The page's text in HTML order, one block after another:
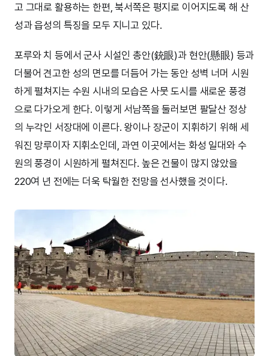
고 그대로 활용하는 한편, 북서쪽은 평지로 이어지도록 해 산
성과 읍성의 특징을 모두 지니고 있다.
포루와 치 등에서 군사 시설인 총안(銃眼)과 현안(懸眼) 등과
더불어 견고한 성의 면모를 더듬어 가는 동안 성벽 너머 시원
하게 펼쳐지는 수원 시내의 모습은 사뭇 도시를 새로운 풍경
으로 다가오게 한다. 이렇게 서남쪽을 둘러보면 팔달산 정상
의 누각인 서장대에 이른다. 왕이나 장군이 지휘하기 위해 세
워진 망루이자 지휘소인데, 과연 이곳에서는 화성 일대와 수
원의 풍경이 시원하게 펼쳐진다. 높은 건물이 많지 않았을
220여 년 전에는 더욱 탁월한 전망을 선사했을 것이다.